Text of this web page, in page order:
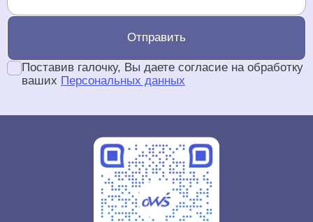
Отправить
Поставив галочку, Вы даете согласие на обработку
ваших Персональных данных